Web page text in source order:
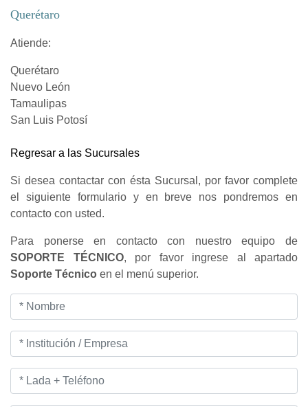
Querétaro
Atiende:
Querétaro
Nuevo León
Tamaulipas
San Luis Potosí
Regresar a las Sucursales
Si desea contactar con ésta Sucursal, por favor complete
el siguiente formulario y en breve nos pondremos en
contacto con usted.
Para ponerse en contacto con nuestro equipo de
SOPORTE TÉCNICO, por favor ingrese al apartado
Soporte Técnico en el menú superior.